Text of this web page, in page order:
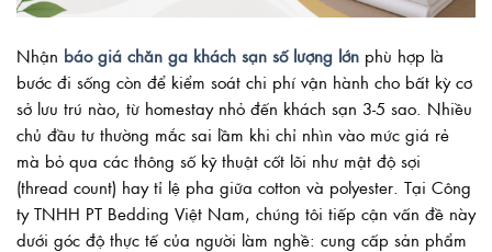
Nhận báo giá chăn ga khách sạn số lượng lớn phù hợp là
bước đi sống còn để kiểm soát chi phí vận hành cho bất kỳ cơ
sở lưu trú nào, từ homestay nhỏ đến khách sạn 3-5 sao. Nhiều
chủ đầu tư thường mắc sai lầm khi chỉ nhìn vào mức giá rẻ
mà bỏ qua các thông số kỹ thuật cốt lõi như mật độ sợi
(thread count) hay tỉ lệ pha giữa cotton và polyester. Tại Công
ty TNHH PT Bedding Việt Nam, chúng tôi tiếp cận vấn đề này
dưới góc độ thực tế của người làm nghề: cung cấp sản phẩm